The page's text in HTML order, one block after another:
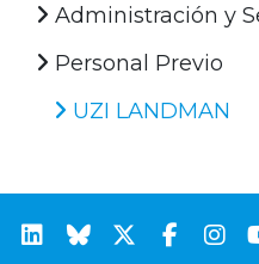
Administración y
Personal Previo
UZI LANDMAN